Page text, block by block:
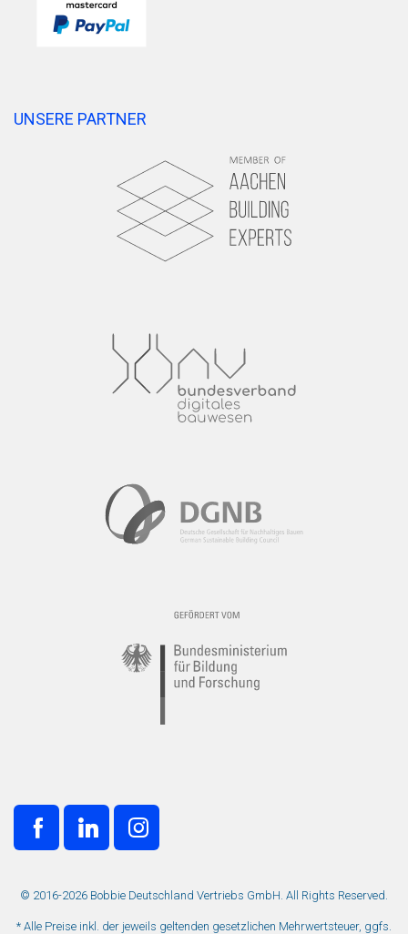
UNSERE PARTNER
© 2016-2026 Bobbie Deutschland Vertriebs GmbH. All Rights Reserved.
* Alle Preise inkl. der jeweils geltenden gesetzlichen Mehrwertsteuer, ggfs.